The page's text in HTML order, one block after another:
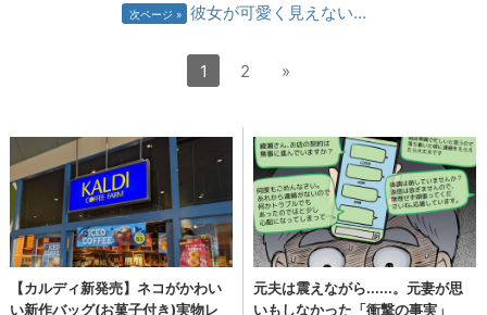
次ページ 彼女が可愛く見えない…
1 2 »